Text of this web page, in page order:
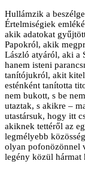
Hullámzik a
Értelmiségiek
akik adatokat
Papokról, akik
László atyáról, aki a
hanem isteni
tanítójukról, akit
esténként tanította
nem bukott, s be
utaztak, s akikre –
utastársuk, hogy itt
akiknek tettéről az
legmélyebb
olyan pofonözönnel
legény közül hármat